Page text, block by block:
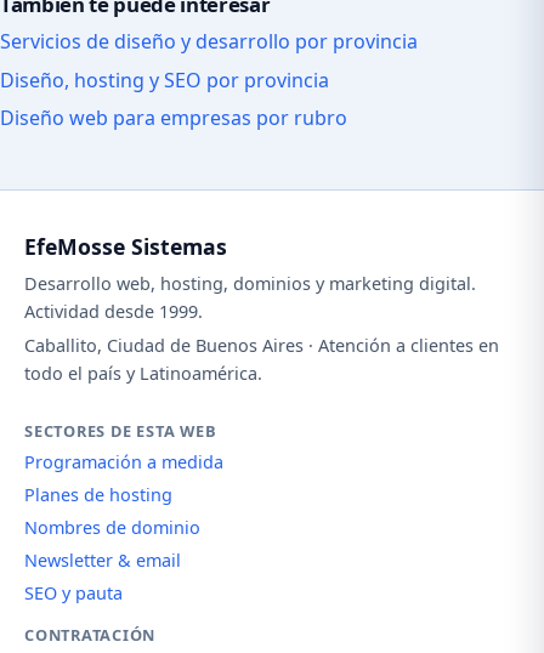
Servicios de diseño y desarrollo por provincia
Diseño, hosting y SEO por provincia
Diseño web para empresas por rubro
EfeMosse Sistemas
Desarrollo web, hosting, dominios y marketing digital.
Actividad desde 1999.
Caballito, Ciudad de Buenos Aires · Atención a clientes en
todo el país y Latinoamérica.
SECTORES DE ESTA WEB
Programación a medida
Planes de hosting
Nombres de dominio
Newsletter & email
SEO y pauta
CONTRATACIÓN